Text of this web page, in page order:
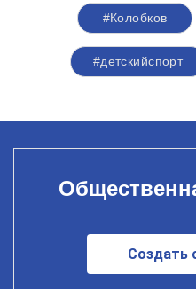
#Колобков
#детскийспорт
Создать